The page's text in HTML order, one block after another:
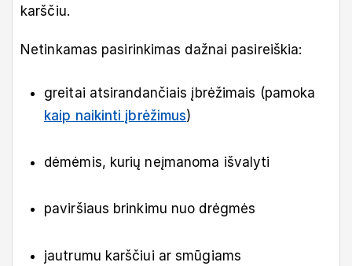
karščiu.
Netinkamas pasirinkimas dažnai pasireiškia:
greitai atsirandančiais įbrėžimais (pamoka
kaip naikinti įbrėžimus)
dėmėmis, kurių neįmanoma išvalyti
paviršiaus brinkimu nuo drėgmės
jautrumu karščiui ar smūgiams